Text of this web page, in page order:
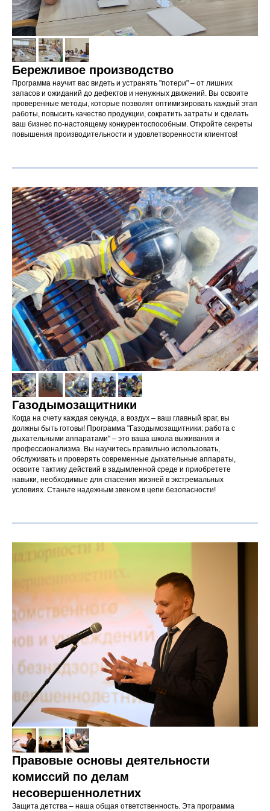
Бережливое производство
Программа научит вас видеть и устранять "потери" – от лишних
запасов и ожиданий до дефектов и ненужных движений. Вы освоите
проверенные методы, которые позволят оптимизировать каждый этап
работы, повысить качество продукции, сократить затраты и сделать
ваш бизнес по-настоящему конкурентоспособным. Откройте секреты
повышения производительности и удовлетворенности клиентов!
Газодымозащитники
Когда на счету каждая секунда, а воздух – ваш главный враг, вы
должны быть готовы! Программа "Газодымозащитники: работа с
дыхательными аппаратами" – это ваша школа выживания и
профессионализма. Вы научитесь правильно использовать,
обслуживать и проверять современные дыхательные аппараты,
освоите тактику действий в задымленной среде и приобретете
навыки, необходимые для спасения жизней в экстремальных
условиях. Станьте надежным звеном в цепи безопасности!
Правовые основы деятельности
комиссий по делам
несовершеннолетних
Защита детства – наша общая ответственность. Эта программа